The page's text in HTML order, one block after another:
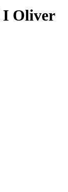
I Oliver